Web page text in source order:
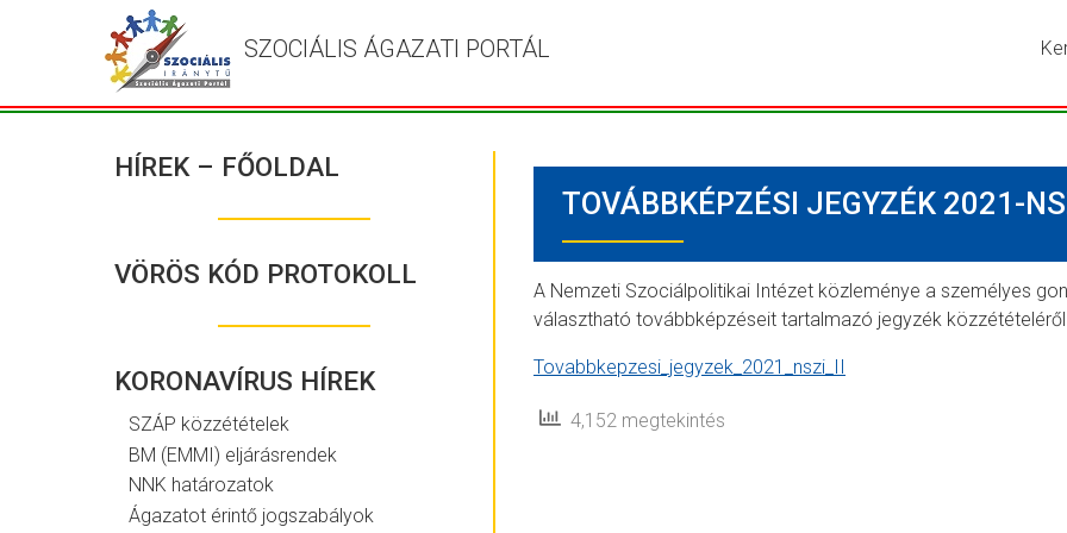
SZOCIÁLIS ÁGAZATI PORTÁL
Írja
a
a
HÍREK – FŐOLDAL
VÖRÖS KÓD PROTOKOLL
KORONAVÍRUS HÍREK
SZÁP közzétételek
BM (EMMI) eljárásrendek
NNK határozatok
Ágazatot érintő jogszabályok
TOVÁBBKÉPZÉSI JEGYZÉK 2021-
A Nemzeti Szociálpolitikai Intézet közleménye a személyes
választható továbbképzéseit tartalmazó jegyzék közzétételéről
Tovabbkepzesi_jegyzek_2021_nszi_II
4,152 megtekintés